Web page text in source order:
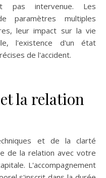
pas intervenue. Les
paramètres multiples
leur impact sur la vie
l'existence d'un état
de l'accident.
la relation
et de la clarté
de la relation avec votre
L'accompagnement